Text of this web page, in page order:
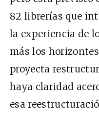
82 librerías que
la experiencia de
más los
proyecta
haya claridad
esa